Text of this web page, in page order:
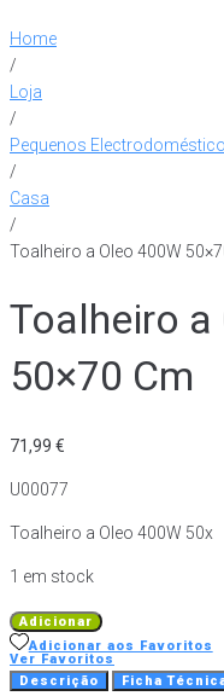
Home
/
Loja
/
Pequenos
/
Casa
/
Toalheiro a Oleo 400W
Toalheiro a
50×70 Cm
71,99 €
U00077
Toalheiro a Oleo 400W 50x
1 em stock
Quantidade
de
Toalheiro
Adicionar
Adicionar aos Favoritos
Ver Favoritos
Descrição
Ficha